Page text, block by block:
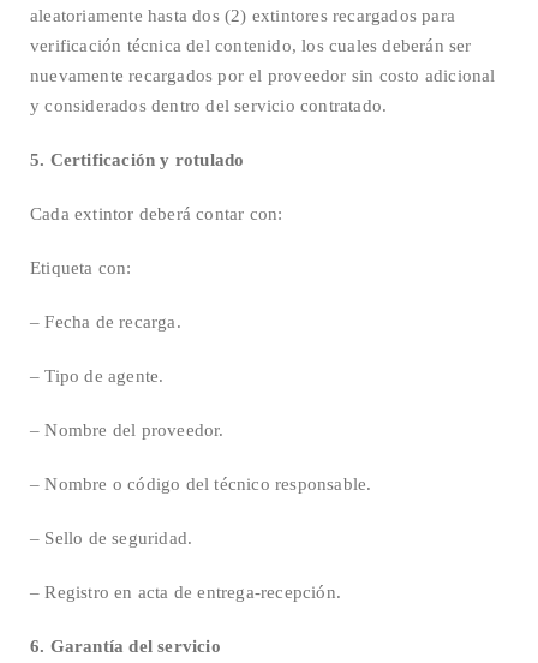
aleatoriamente hasta dos (2) extintores recargados para
verificación técnica del contenido, los cuales deberán ser
nuevamente recargados por el proveedor sin costo adicional
y considerados dentro del servicio contratado.
5. Certificación y rotulado
Cada extintor deberá contar con:
Etiqueta con:
– Fecha de recarga.
– Tipo de agente.
– Nombre del proveedor.
– Nombre o código del técnico responsable.
– Sello de seguridad.
– Registro en acta de entrega-recepción.
6. Garantía del servicio